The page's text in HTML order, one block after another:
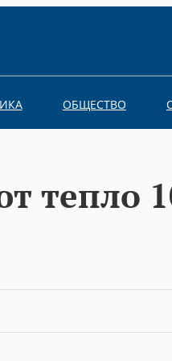
ОБЩЕСТВО
тепло